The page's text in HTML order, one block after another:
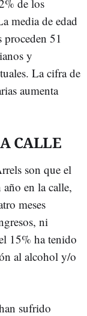
de los
media de edad
proceden 51
y
La cifra de
aumenta
CALLE
son que el
en la calle,
meses
ni
15% ha tenido
al alcohol y/o
sufrido